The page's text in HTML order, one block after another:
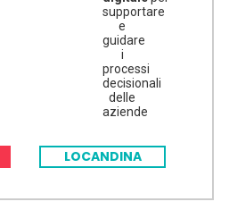
supportare
e
guidare
i
processi
decisionali
delle
aziende
LOCANDINA